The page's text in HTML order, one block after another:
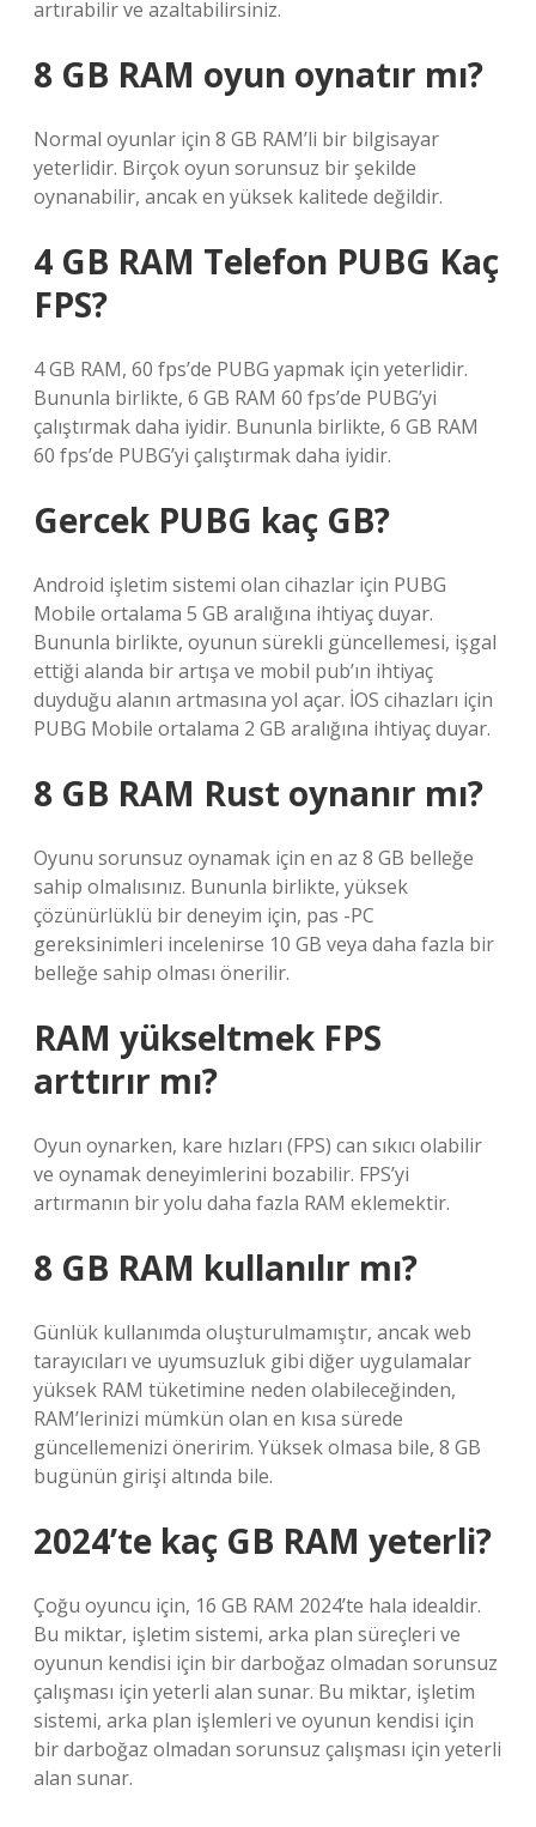
artırabilir ve azaltabilirsiniz.
8 GB RAM oyun oynatır mı?
Normal oyunlar için 8 GB RAM’li bir bilgisayar
yeterlidir. Birçok oyun sorunsuz bir şekilde
oynanabilir, ancak en yüksek kalitede değildir.
4 GB RAM Telefon PUBG Kaç
FPS?
4 GB RAM, 60 fps’de PUBG yapmak için yeterlidir.
Bununla birlikte, 6 GB RAM 60 fps’de PUBG’yi
çalıştırmak daha iyidir. Bununla birlikte, 6 GB RAM
60 fps’de PUBG’yi çalıştırmak daha iyidir.
Gercek PUBG kaç GB?
Android işletim sistemi olan cihazlar için PUBG
Mobile ortalama 5 GB aralığına ihtiyaç duyar.
Bununla birlikte, oyunun sürekli güncellemesi, işgal
ettiği alanda bir artışa ve mobil pub’ın ihtiyaç
duyduğu alanın artmasına yol açar. İOS cihazları için
PUBG Mobile ortalama 2 GB aralığına ihtiyaç duyar.
8 GB RAM Rust oynanır mı?
Oyunu sorunsuz oynamak için en az 8 GB belleğe
sahip olmalısınız. Bununla birlikte, yüksek
çözünürlüklü bir deneyim için, pas -PC
gereksinimleri incelenirse 10 GB veya daha fazla bir
belleğe sahip olması önerilir.
RAM yükseltmek FPS
arttırır mı?
Oyun oynarken, kare hızları (FPS) can sıkıcı olabilir
ve oynamak deneyimlerini bozabilir. FPS’yi
artırmanın bir yolu daha fazla RAM eklemektir.
8 GB RAM kullanılır mı?
Günlük kullanımda oluşturulmamıştır, ancak web
tarayıcıları ve uyumsuzluk gibi diğer uygulamalar
yüksek RAM tüketimine neden olabileceğinden,
RAM’lerinizi mümkün olan en kısa sürede
güncellemenizi öneririm. Yüksek olmasa bile, 8 GB
bugünün girişi altında bile.
2024’te kaç GB RAM yeterli?
Çoğu oyuncu için, 16 GB RAM 2024’te hala idealdir.
Bu miktar, işletim sistemi, arka plan süreçleri ve
oyunun kendisi için bir darboğaz olmadan sorunsuz
çalışması için yeterli alan sunar. Bu miktar, işletim
sistemi, arka plan işlemleri ve oyunun kendisi için
bir darboğaz olmadan sorunsuz çalışması için yeterli
alan sunar.